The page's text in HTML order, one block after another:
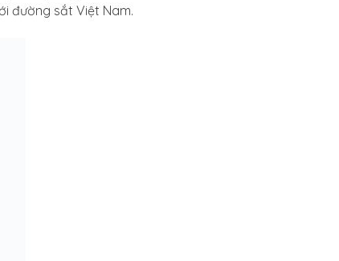
đường sắt Việt Nam.